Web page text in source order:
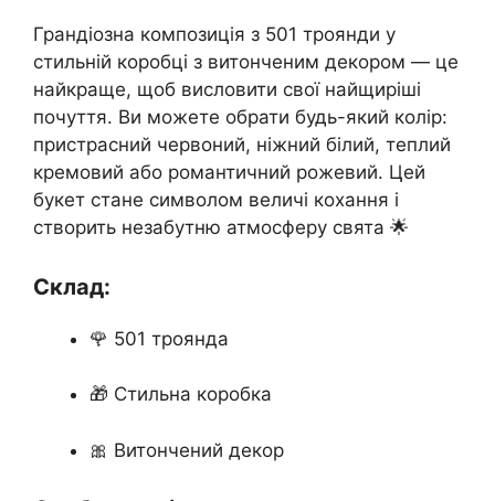
Грандіозна композиція з 501 троянди у
стильній коробці з витонченим декором — це
найкраще, щоб висловити свої найщиріші
почуття. Ви можете обрати будь-який колір:
пристрасний червоний, ніжний білий, теплий
кремовий або романтичний рожевий. Цей
букет стане символом величі кохання і
створить незабутню атмосферу свята 🌟
Склад:
🌹 501 троянда
🎁 Стильна коробка
🎀 Витончений декор